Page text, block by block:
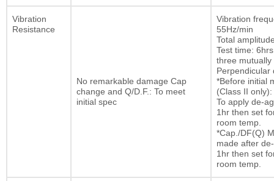
Vibration
Resistance
No remarkable damage Cap
change and Q/D.F.: To meet
initial spec
Vibration
55Hz/min
Total
Test time:
three mutually
Perpendicular
*Before initial
(Class II only):
To apply de-
1hr then set
room temp.
*Cap./DF(Q)
made after
1hr then set
room temp.